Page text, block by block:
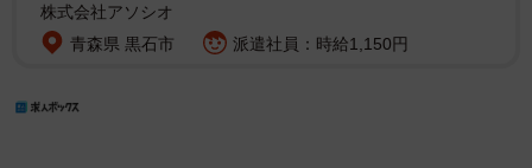
株式会社アソシオ
青森県 黒石市
派遣社員：時給1,150円